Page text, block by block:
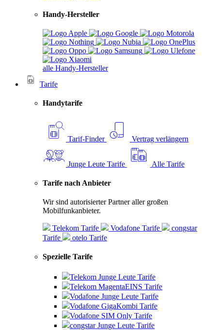
Handy-Hersteller
alle Handy-Hersteller
Tarife
Handytarife
Tarif-Finder Vertrag verlängern
Junge Leute Tarife Alle Tarife
Tarife nach Anbieter
Wir sind autorisierter Partner aller großen
Mobilfunkanbieter.
Telekom Tarife Vodafone Tarife
congstar
Tarife
otelo Tarife
Spezielle Tarife
Telekom Junge Leute Tarife
Telekom MagentaEINS Tarife
Vodafone Junge Leute Tarife
Vodafone GigaKombi Tarife
Vodafone SIM Only Tarife
congstar Junge Leute Tarife